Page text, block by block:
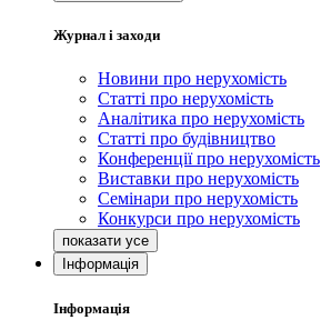
Журнал і заходи
Новини про нерухомість
Статті про нерухомість
Аналітика про нерухомість
Статті про будівництво
Конференції про нерухомість
Виставки про нерухомість
Семінари про нерухомість
Конкурси про нерухомість
Інформація
Інформація